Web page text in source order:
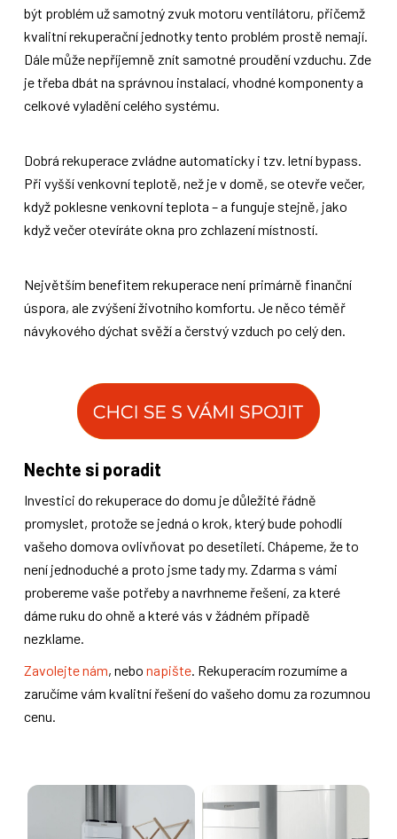
být problém už samotný zvuk motoru ventilátoru, přičemž
kvalitní rekuperační jednotky tento problém prostě nemají.
Dále může nepříjemně znít samotné proudění vzduchu. Zde
je třeba dbát na správnou instalací, vhodné komponenty a
celkové vyladění celého systému.
Dobrá rekuperace zvládne automaticky i tzv. letní bypass.
Při vyšší venkovní teplotě, než je v domě, se otevře večer,
když poklesne venkovní teplota – a funguje stejně, jako
když večer otevíráte okna pro zchlazení místností.
Největším benefitem rekuperace není primárně finanční
úspora, ale zvýšení životního komfortu. Je něco téměř
návykového dýchat svěží a čerstvý vzduch po celý den.
Nechte si poradit
Investici do rekuperace do domu je důležité řádně
promyslet, protože se jedná o krok, který bude pohodlí
vašeho domova ovlivňovat po desetiletí. Chápeme, že to
není jednoduché a proto jsme tady my. Zdarma s vámi
probereme vaše potřeby a navrhneme řešení, za které
dáme ruku do ohně a které vás v žádném případě
nezklame.
Zavolejte nám, nebo napište. Rekuperacím rozumíme a
zaručíme vám kvalitní řešení do vašeho domu za rozumnou
cenu.